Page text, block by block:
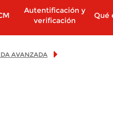
Autentificación y
verificación
Qué
AVANZADA